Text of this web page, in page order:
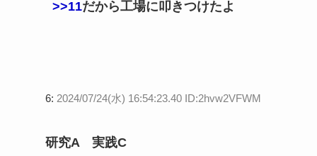
>>11だから工場に叩きつけたよ
6: 2024/07/24(水) 16:54:23.40 ID:2hvw2VFWM
研究A 実践C